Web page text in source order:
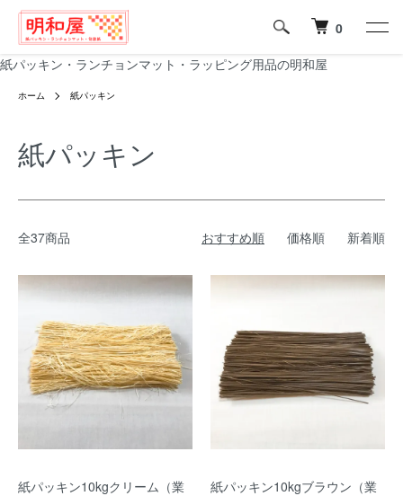
紙パッキン・ランチョンマット・ラッピング用品の明和屋
0
ホーム 紙パッキン
紙パッキン
全37商品 おすすめ順 価格順 新着順
紙パッキン10kgクリーム（業
紙パッキン10kgブラウン（業